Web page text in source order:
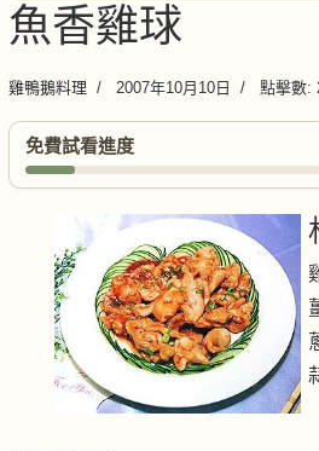
魚香雞球
雞鴨鵝料理 2007年10月10日 點擊數:
免費試看進度